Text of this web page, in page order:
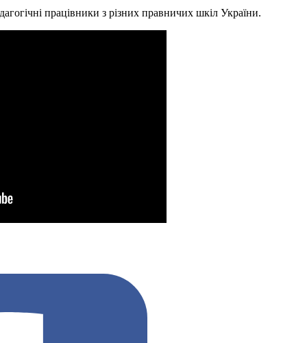
працівники з різних правничих шкіл України.